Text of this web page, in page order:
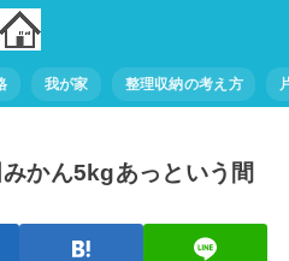
我が家 整理収納の考え方
みかん5kgあっという間